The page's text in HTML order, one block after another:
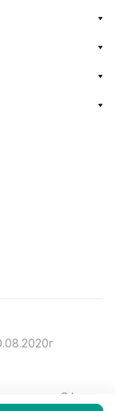
Оферта